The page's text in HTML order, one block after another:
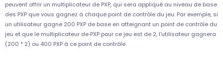
peuvent offrir un multiplicateur de PXP, qui sera appliqué au niveau de base
des PXP que vous gagnez à chaque point de contrôle du jeu. Par exemple, si
un utilisateur gagne 200 PXP de base en atteignant un point de contrôle du
jeu et que le multiplicateur de PXP pour ce jeu est de 2, l'utilisateur gagnera
(200 * 2) ou 400 PXP à ce point de contrôle.